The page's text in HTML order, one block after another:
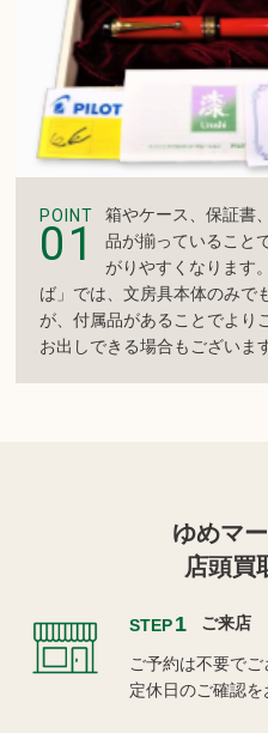
POINT
01
箱やケース、保証書
品が揃っていること
がりやすくなります
ば」では、文房具本体のみで
が、付属品があることでより
お出しできる場合もございま
ゆめマ
店頭買
STEP1 ご来店
ご予約は不要でご
定休日のご確認を